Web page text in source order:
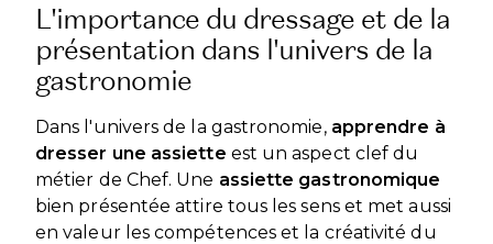
L'importance du dressage et de la
présentation dans l'univers de la
gastronomie
Dans l'univers de la gastronomie, apprendre à
dresser une assiette est un aspect clef du
métier de Chef. Une assiette gastronomique
bien présentée attire tous les sens et met aussi
en valeur les compétences et la créativité du